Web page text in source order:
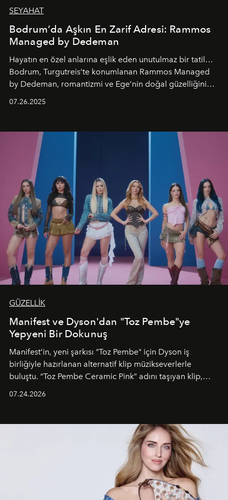
SEYAHAT
Bodrum’da Aşkın En Zarif Adresi: Rammos
Managed by Dedeman
Hayatın en özel anlarına eşlik eden unutulmaz bir tatil…
Bodrum, Turgutreis’te konumlanan Rammos Managed
by Dedeman, romantizmi ve Ege’nin doğal güzelliğini
07.26.2025
GÜZELLİK
Manifest ve Dyson'dan "Toz Pembe"ye
Yepyeni Bir Dokunuş
Manifest’in, yeni şarkısı "Toz Pembe" için Dyson iş
birliğiyle hazırlanan alternatif klip müzikseverlerle
buluştu. “Toz Pembe Ceramic Pink” adını taşıyan klip,
unsurlarından biri olarak öne çıkıyor.
07.24.2026